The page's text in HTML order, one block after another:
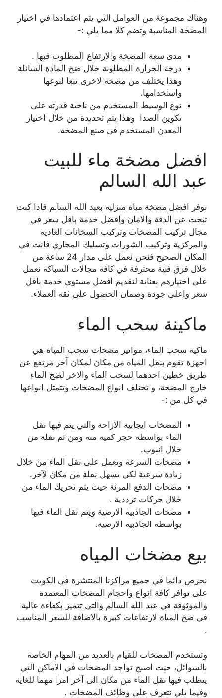
وهناك مجموعة من العوامل التي يتم اعتمادها في اختيار
المضخة المناسبة وتضم كلا مما يلي :-
مدى سعة المضخة والارتفاع المطلوب فيها .
درجة الحرارة المطلوبة خلال ضخ المادة السائلة
وهذا يختلف من مضخة لاخرى تبعا لنوعها
واستخدامها.
نوع الوسيط المستخدم من ناحية قدرته على
تكوين الصدا وهذا يتم تحديدة من خلال اختيار
المعدن المستخدم في صنع المضخة.
افضل مضخة ماء للبيت
عبد الله السالم
نوفر افضل مضخة مياه منزلية بعبد الله السالم فاذا كنت
تبحث عن الدقة والامان وافضل خدمة باقل سعر في
مجال تركيب المضخات وتركيب السخانات العادية
والمركزية وتركيب الشورات وتسليك المجاري فانت في
المكان الصحيح فنحن نعمل على مدار 24 ساعة من
خلال فرق فنية محترفة في كافة مجالات السباكة نعمل
على اختيارهم بعناية لتقديم افضل مستوى خدمة باقل
سعر واعلى جودة وضمان الحصول على ثقة العملاء.
ماكينة سحب الماء
ماكية سحب الماء، مواتير مضخات سحب المياه هي
اجهزة تقوم بنقل المياه من مكان لمكان آخر مرتفع عن
طريق خطين احدهما لسحب الماء والاخر لضخ الماء
خارج المضخة، و تختلف انواع المضخات وتتمثل انواعها
في كل من :-
المضخات ايجابية الازاحة والتي يتم فيها نقل
الماء بواسطة حجز كمية منه ومن ثم نقلة من
خلال انبوب.
مضخات السرعة وتعمل على نقل الماء من خلال
زيادة سرعتة لكي يسهل نقلة من مكان لآخر.
مضخات الدفع المرنة حيث يتم تحريك الماء من
خلال حركات ترددية .
مضخات الجاذبية الارضية ويتم نقل الماء فيها
بواسطة الجاذبية الارضية.
بيع مضخات المياه
نحرص دائما في جميع مراكزنا المنتشرة في الكويت
على توافر كافة انواع واحجام المضخات المعتمدة
والموثوقة في عبد الله السالم والتي تتميز بكفاءة عالية
في ضخ المياة لارتفاعات كبيرة بالاضافة للسعر المناسب
.
وتستخدم المضخات للقيام بالعديد من المهام الخاصة
بالسوائل، حيث اصبح تواجد المضخات في الاماكن التي
يتطلب فيها نقل الماء من مكان الى آخر امرا مهما للغاية
وفيما يلي نتعرف على وظائف المضخات .